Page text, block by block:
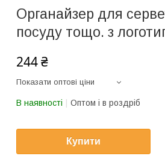
Органайзер для
посуду тощо. з
244 ₴
Показати оптові ціни
В наявності Оптом і в роздріб
Купити